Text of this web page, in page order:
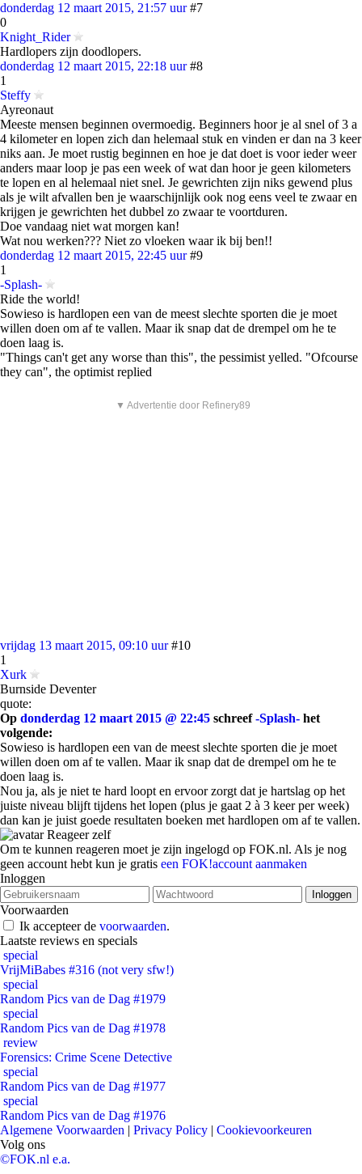
donderdag 12 maart 2015, 21:57 uur #7
0
Knight_Rider
Hardlopers zijn doodlopers.
donderdag 12 maart 2015, 22:18 uur #8
1
Steffy
Ayreonaut
Meeste mensen beginnen overmoedig. Beginners hoor je al snel of 3 a
4 kilometer en lopen zich dan helemaal stuk en vinden er dan na 3 keer
niks aan. Je moet rustig beginnen en hoe je dat doet is voor ieder weer
anders maar loop je pas een week of wat dan hoor je geen kilometers
te lopen en al helemaal niet snel. Je gewrichten zijn niks gewend plus
als je wilt afvallen ben je waarschijnlijk ook nog eens veel te zwaar en
krijgen je gewrichten het dubbel zo zwaar te voortduren.
Doe vandaag niet wat morgen kan!
Wat nou werken??? Niet zo vloeken waar ik bij ben!!
donderdag 12 maart 2015, 22:45 uur #9
1
-Splash-
Ride the world!
Sowieso is hardlopen een van de meest slechte sporten die je moet
willen doen om af te vallen. Maar ik snap dat de drempel om he te
doen laag is.
"Things can't get any worse than this", the pessimist yelled. "Ofcourse
they can", the optimist replied
▼ Advertentie door Refinery89
vrijdag 13 maart 2015, 09:10 uur #10
1
Xurk
Burnside Deventer
quote:
Op donderdag 12 maart 2015 @ 22:45 schreef-Splash- het
volgende:
Sowieso is hardlopen een van de meest slechte sporten die je moet
willen doen om af te vallen. Maar ik snap dat de drempel om he te
doen laag is.
Nou ja, als je niet te hard loopt en ervoor zorgt dat je hartslag op het
juiste niveau blijft tijdens het lopen (plus je gaat 2 à 3 keer per week)
dan kan je juist goede resultaten boeken met hardlopen om af te vallen.
Reageer zelf
Om te kunnen reageren moet je zijn ingelogd op FOK.nl. Als je nog
geen account hebt kun je gratis een FOK!account aanmaken
Inloggen
Voorwaarden
Ik accepteer de voorwaarden.
Laatste reviews en specials
special
VrijMiBabes #316 (not very sfw!)
special
Random Pics van de Dag #1979
special
Random Pics van de Dag #1978
review
Forensics: Crime Scene Detective
special
Random Pics van de Dag #1977
special
Random Pics van de Dag #1976
Algemene Voorwaarden | Privacy Policy | Cookievoorkeuren
Volg ons
©FOK.nl e.a.